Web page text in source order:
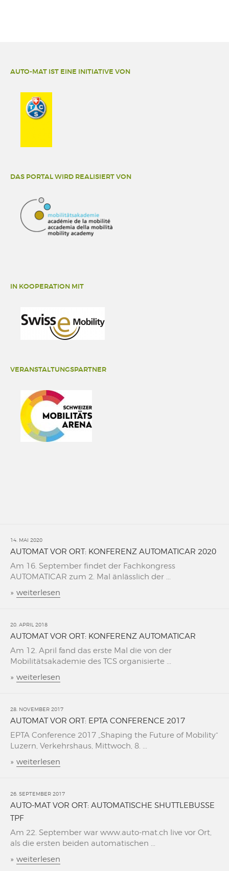
AUTO-MAT IST EINE INITIATIVE VON
DAS PORTAL WIRD REALISIERT VON
IN KOOPERATION MIT
VERANSTALTUNGSPARTNER
14. MAI 2020
AUTOMAT VOR ORT: KONFERENZ AUTOMATICAR 2020
Am 16. September findet der Fachkongress
AUTOMATICAR zum 2. Mal änlässlich der ...
» weiterlesen
20. APRIL 2018
AUTOMAT VOR ORT: KONFERENZ AUTOMATICAR
Am 12. April fand das erste Mal die von der
Mobilitätsakademie des TCS organisierte ...
» weiterlesen
28. NOVEMBER 2017
AUTOMAT VOR ORT: EPTA CONFERENCE 2017
EPTA Conference 2017 „Shaping the Future of Mobility“
Luzern, Verkehrshaus, Mittwoch, 8. ...
» weiterlesen
26. SEPTEMBER 2017
AUTO-MAT VOR ORT: AUTOMATISCHE SHUTTLEBUSSE
TPF
Am 22. September war www.auto-mat.ch live vor Ort,
als die ersten beiden automatischen ...
» weiterlesen